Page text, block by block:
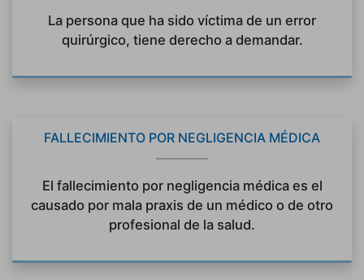
La persona que ha sido víctima de un error
quirúrgico, tiene derecho a demandar.
FALLECIMIENTO POR NEGLIGENCIA MÉDICA
El fallecimiento por negligencia médica es el
causado por mala praxis de un médico o de otro
profesional de la salud.